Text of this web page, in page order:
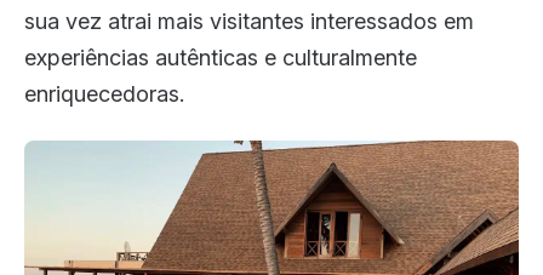
sua vez atrai mais visitantes interessados em
experiências autênticas e culturalmente
enriquecedoras.